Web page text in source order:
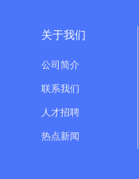
关于我们
公司简介
联系我们
人才招聘
热点新闻